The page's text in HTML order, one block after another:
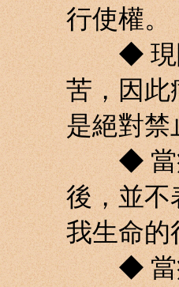
行使權。
◆ 現階
苦，因此
是絕對禁
◆ 當病
後，並不
我生命的
◆ 當病